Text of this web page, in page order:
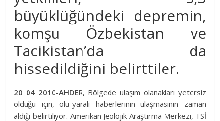
büyüklüğündeki depremin,
komşu Özbekistan ve
Tacikistan’da da
hissedildiğini belirttiler.
20 04 2010-AHDER, Bölgede ulaşım olanakları yetersiz
olduğu için, ölü-yaralı haberlerinin ulaşmasının zaman
aldığı belirtiliyor. Amerikan Jeolojik Araştırma Merkezi, TSİ